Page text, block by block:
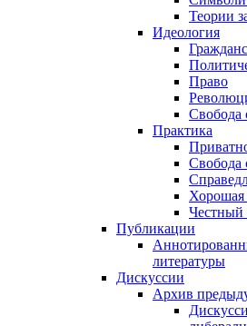
Теории
Идеология
Право
Свобода
Практика
Свобода
Хорошая
Честный
Публикации
литературы
Дискуссии
Архив